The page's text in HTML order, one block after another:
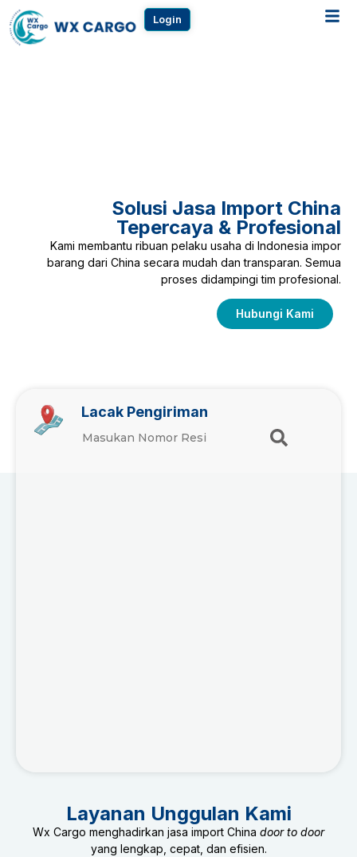
Login
Solusi Jasa Import China
Tepercaya & Profesional
Kami membantu ribuan pelaku usaha di Indonesia impor
barang dari China secara mudah dan transparan. Semua
proses didampingi tim profesional.
Hubungi Kami
Lacak Pengiriman
Layanan Unggulan Kami
Wx Cargo menghadirkan jasa import China door to door
yang lengkap, cepat, dan efisien.